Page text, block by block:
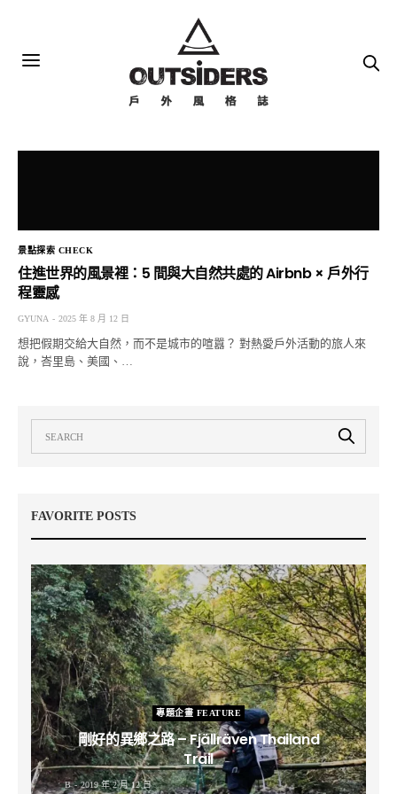
景點探索 CHECK
住進世界的風景裡：5 間與大自然共處的 Airbnb × 戶外行
程靈感
GYUNA 2025 年 8 月 12 日
想把假期交給大自然，而不是城市的喧囂？ 對熱愛戶外活動的旅人來
說，峇里島、美國、…
FAVORITE POSTS
專題企畫 FEATURE
剛好的異鄉之路 – Fjällräven Thailand
Trail
B 2019 年 2 月 12 日